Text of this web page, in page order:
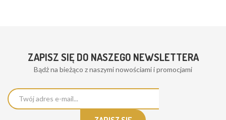
ZAPISZ SIĘ DO NASZEGO NEWSLETTERA
Bądż na bieżąco z naszymi nowościami i promocjami